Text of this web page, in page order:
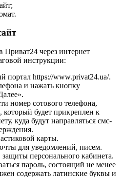
Приват24 через интернет
инструкции:
портал https://www.privat24.ua/.
и нажать кнопку
номер сотового телефона,
который будет прикреплен к
куда будут направляться смс-
карты.
для уведомлений, писем.
персонального кабинета.
пароль, состоящий не менее
содержать латинские буквы и